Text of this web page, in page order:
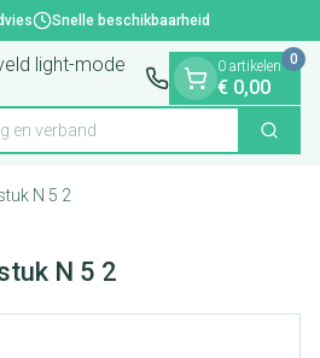
Snelle beschikbaarheid
en verband Zoek
0 artikelen
€ 0,00
0
N 5 2
N 5 2